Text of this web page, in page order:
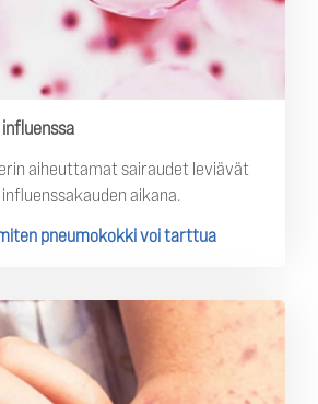
aiheuttamat sairaudet leviävät
aikana.
pneumokokki voi tarttua